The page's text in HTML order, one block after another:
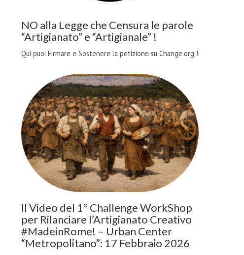
NO alla Legge che Censura le parole
“Artigianato” e “Artigianale” !
Qui puoi Firmare e Sostenere la petizione su Change.org !
Il Video del 1° Challenge WorkShop
per Rilanciare l’Artigianato Creativo
#MadeinRome! – Urban Center
“Metropolitano”: 17 Febbraio 2026